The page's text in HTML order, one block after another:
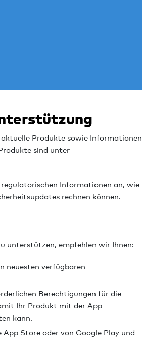
Produkte sowie Informationen
sind unter
Informationen an, wie
rechnen können.
unterstützen, empfehlen wir Ihnen:
neuesten verfügbaren
Berechtigungen für die
Ihr Produkt mit der App
kann.
Store oder von Google Play und